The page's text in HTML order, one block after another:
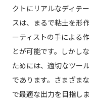
クトにリアルなディテ
スは、まるで粘土を形
ーティストの手による
とが可能です。しかし
ためには、適切なツー
であります。さまざま
で最適な出力を目指しま